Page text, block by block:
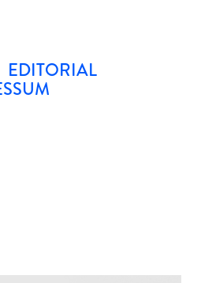
EDITORIAL